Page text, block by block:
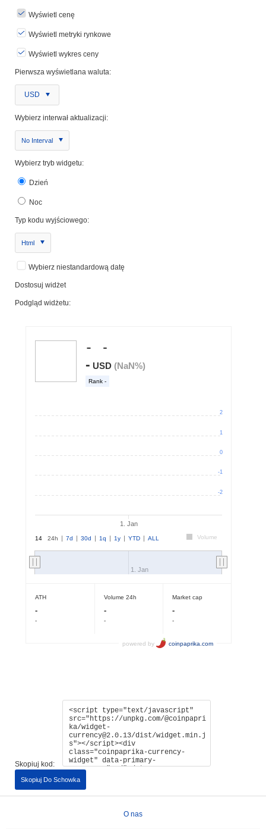
Wyświetl cenę
Wyświetl metryki rynkowe
Wyświetl wykres ceny
Pierwsza wyświetlana waluta:
USD
Wybierz interwał aktualizacji:
No Interval
Wybierz tryb widgetu:
Dzień
Noc
Typ kodu wyjściowego:
Html
Wybierz niestandardową datę
Dostosuj widżet
Podgląd widżetu:
Skopiuj kod:
Skopiuj Do Schowka
O nas